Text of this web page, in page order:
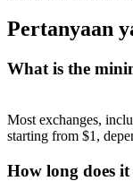
Pertanyaan
What is the
Most exchanges,
starting from $1,
How long does